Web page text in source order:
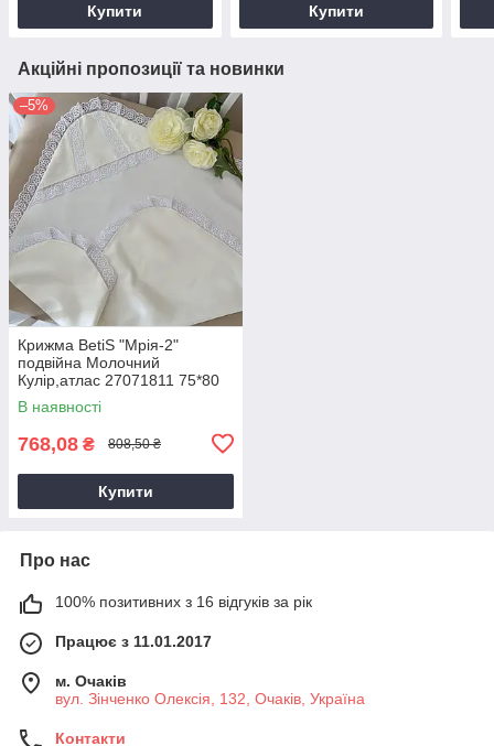
Купити Купити
Акційні пропозиції та новинки
–5%
Крижма BetiS "Мрія-2"
подвійна Молочний
Кулір,атлас 27071811 75*80
см
В наявності
768,08 ₴ 808,50 ₴
Купити
Про нас
100% позитивних з 16 відгуків за рік
Працює з 11.01.2017
м. Очаків
вул. Зінченко Олексія, 132, Очаків, Україна
Контакти